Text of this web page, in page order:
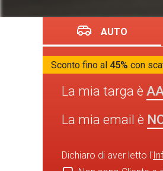
AUTO
Sconto fino al 45% con
La mia targa è
La mia email è
Dichiaro di aver letto l'